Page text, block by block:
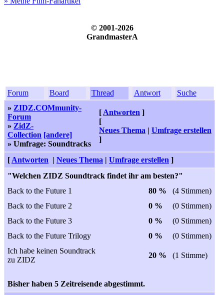
© 2001-2026
GrandmasterA
Forum Board Thread Antwort
Suche
» ZIDZ.COMmunity-
Forum
» ZidZ-
Collection [andere]
» Umfrage: Soundtracks
[ Antworten ]
[
Neues Thema | Umfrage erstellen
]
[ Antworten | Neues Thema | Umfrage erstellen ]
"Welchen ZIDZ Soundtrack findet ihr am besten?"
Back to the Future 1
80 %
(4 Stimmen)
Back to the Future 2
0 %
(0 Stimmen)
Back to the Future 3
0 %
(0 Stimmen)
Back to the Future Trilogy
0 %
(0 Stimmen)
Ich habe keinen Soundtrack
zu ZIDZ
20 % (1 Stimme)
Bisher haben 5 Zeitreisende abgestimmt.